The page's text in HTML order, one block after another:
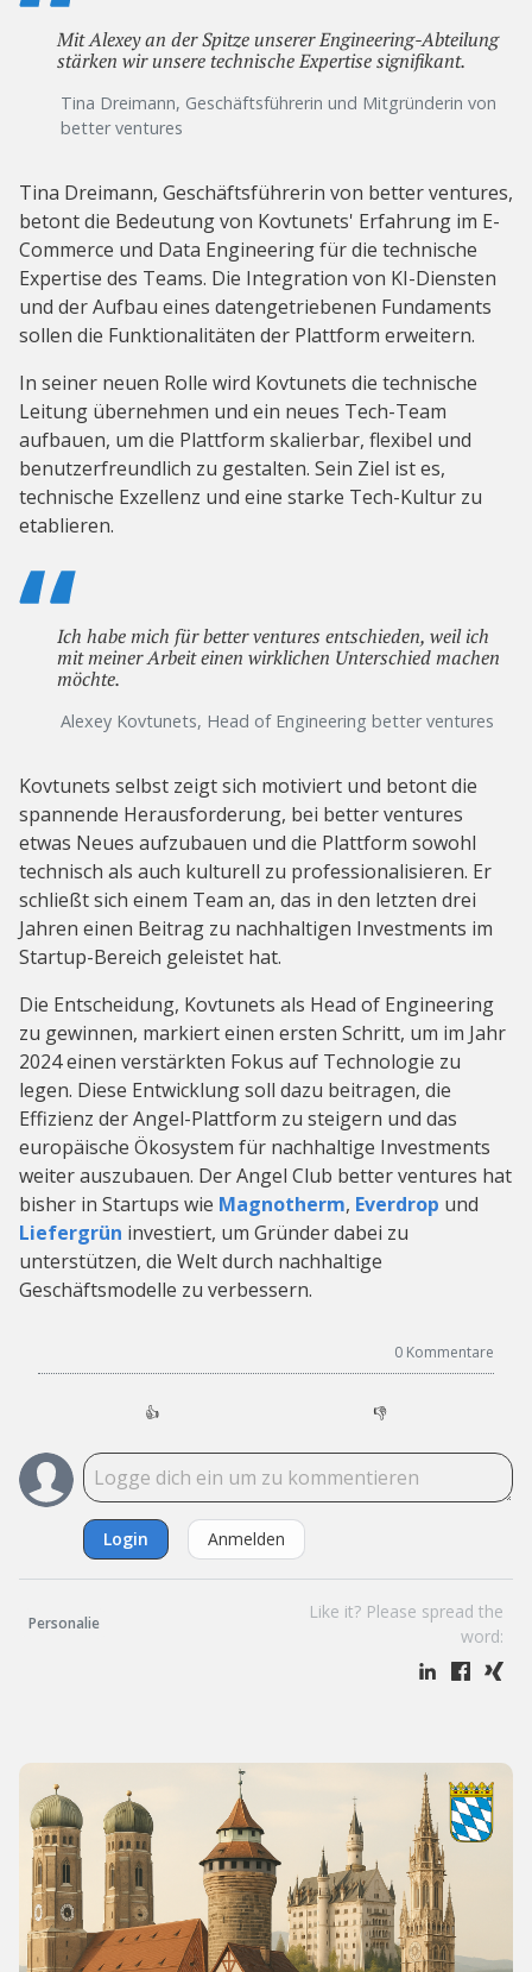
Mit Alexey an der Spitze unserer Engineering-Abteilung
stärken wir unsere technische Expertise signifikant.
Tina Dreimann, Geschäftsführerin und Mitgründerin von
better ventures
Tina Dreimann, Geschäftsführerin von better ventures,
betont die Bedeutung von Kovtunets' Erfahrung im E-
Commerce und Data Engineering für die technische
Expertise des Teams. Die Integration von KI-Diensten
und der Aufbau eines datengetriebenen Fundaments
sollen die Funktionalitäten der Plattform erweitern.
In seiner neuen Rolle wird Kovtunets die technische
Leitung übernehmen und ein neues Tech-Team
aufbauen, um die Plattform skalierbar, flexibel und
benutzerfreundlich zu gestalten. Sein Ziel ist es,
technische Exzellenz und eine starke Tech-Kultur zu
etablieren.
Ich habe mich für better ventures entschieden, weil ich
mit meiner Arbeit einen wirklichen Unterschied machen
möchte.
Alexey Kovtunets, Head of Engineering better ventures
Kovtunets selbst zeigt sich motiviert und betont die
spannende Herausforderung, bei better ventures
etwas Neues aufzubauen und die Plattform sowohl
technisch als auch kulturell zu professionalisieren. Er
schließt sich einem Team an, das in den letzten drei
Jahren einen Beitrag zu nachhaltigen Investments im
Startup-Bereich geleistet hat.
Die Entscheidung, Kovtunets als Head of Engineering
zu gewinnen, markiert einen ersten Schritt, um im Jahr
2024 einen verstärkten Fokus auf Technologie zu
legen. Diese Entwicklung soll dazu beitragen, die
Effizienz der Angel-Plattform zu steigern und das
europäische Ökosystem für nachhaltige Investments
weiter auszubauen. Der Angel Club better ventures hat
bisher in Startups wie Magnotherm, Everdrop und
Liefergrün investiert, um Gründer dabei zu
unterstützen, die Welt durch nachhaltige
Geschäftsmodelle zu verbessern.
0 Kommentare
👍 👎
Login Anmelden
Personalie
Like it? Please spread the
word: